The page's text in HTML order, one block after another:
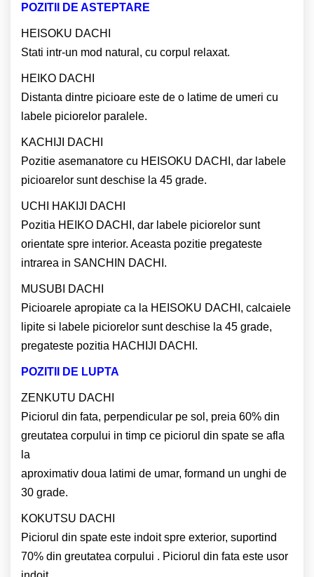
POZITII DE ASTEPTARE
HEISOKU DACHI
Stati intr-un mod natural, cu corpul relaxat.
HEIKO DACHI
Distanta dintre picioare este de o latime de umeri cu
labele piciorelor paralele.
KACHIJI DACHI
Pozitie asemanatore cu HEISOKU DACHI, dar labele
picioarelor sunt deschise la 45 grade.
UCHI HAKIJI DACHI
Pozitia HEIKO DACHI, dar labele piciorelor sunt
orientate spre interior. Aceasta pozitie pregateste
intrarea in SANCHIN DACHI.
MUSUBI DACHI
Picioarele apropiate ca la HEISOKU DACHI, calcaiele
lipite si labele piciorelor sunt deschise la 45 grade,
pregateste pozitia HACHIJI DACHI.
POZITII DE LUPTA
ZENKUTU DACHI
Piciorul din fata, perpendicular pe sol, preia 60% din
greutatea corpului in timp ce piciorul din spate se afla
la
aproximativ doua latimi de umar, formand un unghi de
30 grade.
KOKUTSU DACHI
Piciorul din spate este indoit spre exterior, suportind
70% din greutatea corpului . Piciorul din fata este usor